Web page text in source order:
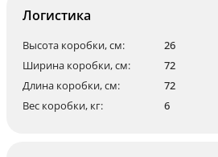
Логистика
Высота коробки, см:
26
Ширина коробки, см:
72
Длина коробки, см:
72
Вес коробки, кг:
6